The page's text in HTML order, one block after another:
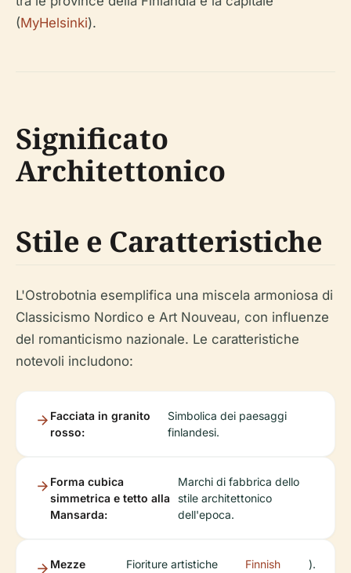
(MyHelsinki).
Significato
Architettonico
Stile e Caratteristiche
L'Ostrobotnia esemplifica una miscela armoniosa di
Classicismo Nordico e Art Nouveau, con influenze
del romanticismo nazionale. Le caratteristiche
notevoli includono:
Facciata in granito
rosso:
Simbolica dei paesaggi
finlandesi.
Forma cubica
simmetrica e tetto alla
Mansarda:
Marchi di fabbrica dello
stile architettonico
dell'epoca.
Mezze
Fioriture artistiche
Finnish
).